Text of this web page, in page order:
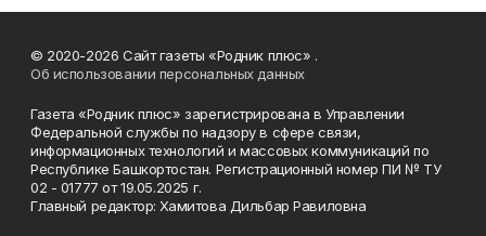
© 2020-2026 Сайт газеты «Родник плюс» .
Об использовании персональных данных
Газета «Родник плюс» зарегистрирована в Управлении
Федеральной службы по надзору в сфере связи,
информационных технологий и массовых коммуникаций по
Республике Башкортостан. Регистрационный номер ПИ № ТУ
02 - 01777 от 19.05.2025 г.
Главный редактор: Хамитова Дильбар Равиловна